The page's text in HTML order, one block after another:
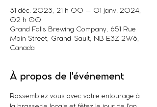
31 déc. 2023, 21 h 00 – 01 janv. 2024,
02 h 00
Grand Falls Brewing Company, 651 Rue
Main Street, Grand-Sault, NB E3Z 2W6,
Canada
À propos de l'événement
Rassemblez vous avec votre entourage à